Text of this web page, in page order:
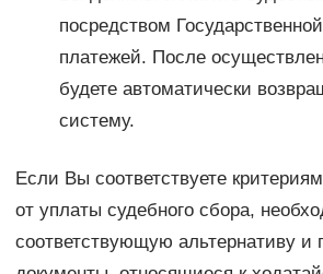
посредством
платежей. После
будете автоматически
систему.
Если Вы соответствуете
от уплаты судебного сбора,
соответствующую альтернативу и